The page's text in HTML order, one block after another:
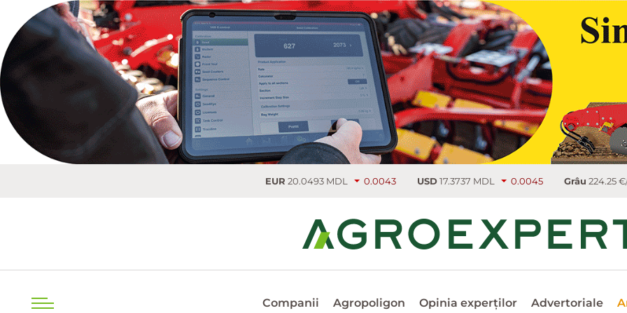
20.0493 MDL 0.0043 USD17.3737 MDL 0.0045 Grâu224.25 €/т 3.75
Companii Agropoligon Opinia experților Advertoriale